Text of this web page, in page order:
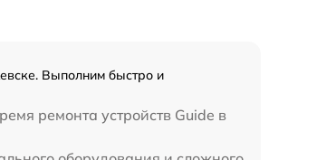
Выполним быстро и
ремонта устройств Guide в